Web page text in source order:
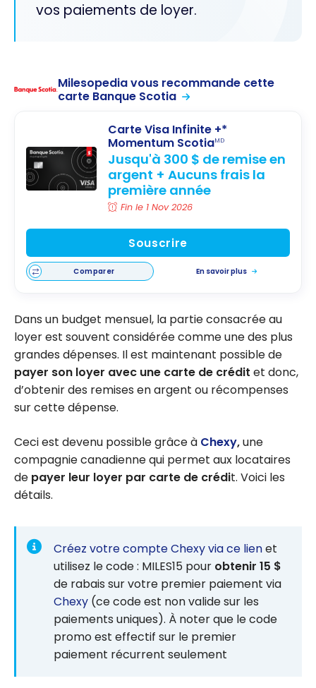
vos paiements de loyer.
Milesopedia vous recommande cette
carte Banque Scotia
Carte Visa Infinite +*
Momentum ScotiaMD
Jusqu'à 300 $ de remise en
argent + Aucuns frais la
première année
Fin le 1 Nov 2026
Souscrire
Comparer En savoir plus
Dans un budget mensuel, la partie consacrée au
loyer est souvent considérée comme une des plus
grandes dépenses. Il est maintenant possible de
payer son loyer avec une carte de crédit et donc,
d’obtenir des remises en argent ou récompenses
sur cette dépense.
Ceci est devenu possible grâce à Chexy,une
compagnie canadienne qui permet aux locataires
de payer leur loyer par carte de crédit. Voici les
détails.
Créez votre compte Chexy via ce lienet
utilisez le code : MILES15 pour obtenir 15 $
de rabais sur votre premier paiement via
Chexy (ce code est non valide sur les
paiements uniques). À noter que le code
promo est effectif sur le premier
paiement récurrent seulement